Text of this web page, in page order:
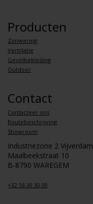
Producten
Zonwering
Ventilatie
Gevelbekleding
Outdoor
Contact
Contacteer ons
Routebeschrijving
Showroom
Industriezone 2 Vijverdam
Maalbeekstraat 10
B-8790 WAREGEM
+32 56 30 30 00